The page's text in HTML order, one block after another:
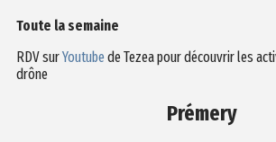
Toute la semaine
RDV surYoutube de Tezea pour découvrir les
drône
Prémery